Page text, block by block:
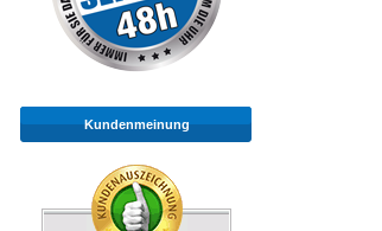
Kundenmeinung